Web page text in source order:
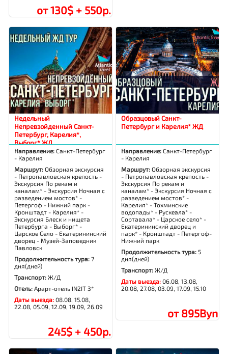
от 130$ + 550р.
Недельный
Непревзойденный Санкт-
Петербург, Карелия*,
Выборг* ЖД
Направление:Санкт-Петербург
- Карелия
Маршрут:Обзорная экскурсия
- Петропавловская крепость -
Экскурсия По рекам и
каналам* - Экскурсия Ночная с
разведением мостов* -
Петергоф - Нижний парк -
Кронштадт - Карелия* -
Экскурсия Блеск и нищета
Петербурга - Выборг* -
Царское Село - Екатерининский
дворец - Музей-Заповедник
Павловск
Продолжительность тура:7
дня(дней)
Транспорт:Ж/Д
Отель:Арарт-отель IN2IT 3*
Даты выезда:08.08, 15.08,
22.08, 05.09, 12.09, 19.09, 26.09
245$ + 450р.
Образцовый Санкт-
Петербург и Карелия* ЖД
Направление:Санкт-Петербург
- Карелия
Маршрут:Обзорная экскурсия
- Петропавловская крепость -
Экскурсия По рекам и
каналам* - Экскурсия Ночная с
разведением мостов* -
Карелия* - Тохминские
водопады* - Рускеала* -
Сортавала* - Царское село* -
Екатерининский дворец и
парк* - Кронштадт - Петергоф-
Нижний парк
Продолжительность тура: 5
дня(дней)
Транспорт:Ж/Д
Даты выезда:06.08, 13.08,
20.08, 27.08, 03.09, 17.09, 15.10
от 895Byn